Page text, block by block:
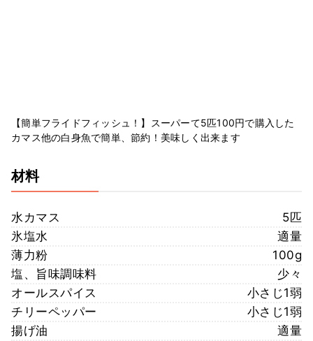
【簡単フライドフィッシュ！】スーパーて5匹100円で購入した
カマス他の白身魚で簡単、節約！美味しく出来ます
材料
水カマス
5匹
氷塩水
適量
薄力粉
100g
塩、旨味調味料
少々
オールスパイス
小さじ1弱
チリーペッパー
小さじ1弱
揚げ油
適量